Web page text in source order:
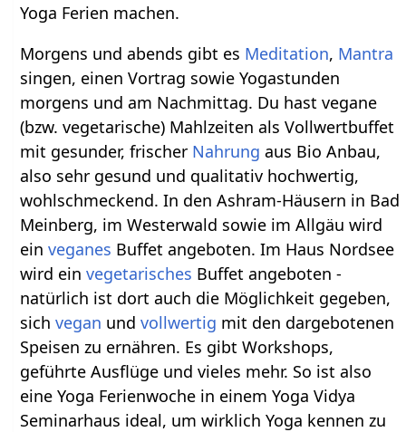
Yoga Ferien machen.
Morgens und abends gibt es Meditation, Mantra
singen, einen Vortrag sowie Yogastunden
morgens und am Nachmittag. Du hast vegane
(bzw. vegetarische) Mahlzeiten als Vollwertbuffet
mit gesunder, frischer Nahrung aus Bio Anbau,
also sehr gesund und qualitativ hochwertig,
wohlschmeckend. In den Ashram-Häusern in Bad
Meinberg, im Westerwald sowie im Allgäu wird
einveganes Buffet angeboten. Im Haus Nordsee
wird einvegetarisches Buffet angeboten -
natürlich ist dort auch die Möglichkeit gegeben,
sichvegan undvollwertig mit den dargebotenen
Speisen zu ernähren. Es gibt Workshops,
geführte Ausflüge und vieles mehr. So ist also
eine Yoga Ferienwoche in einem Yoga Vidya
Seminarhaus ideal, um wirklich Yoga kennen zu